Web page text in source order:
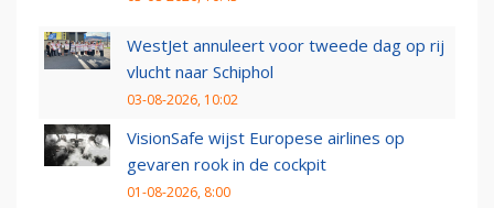
WestJet annuleert voor tweede dag op rij
vlucht naar Schiphol
03-08-2026, 10:02
VisionSafe wijst Europese airlines op
gevaren rook in de cockpit
01-08-2026, 8:00